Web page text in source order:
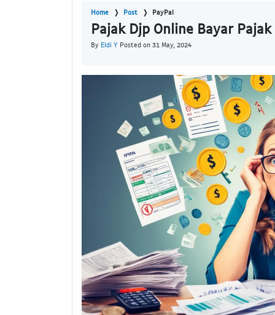
Home Post PayPal
Pajak Djp Online Bayar
By Eldi Y Posted on 31 May, 2024